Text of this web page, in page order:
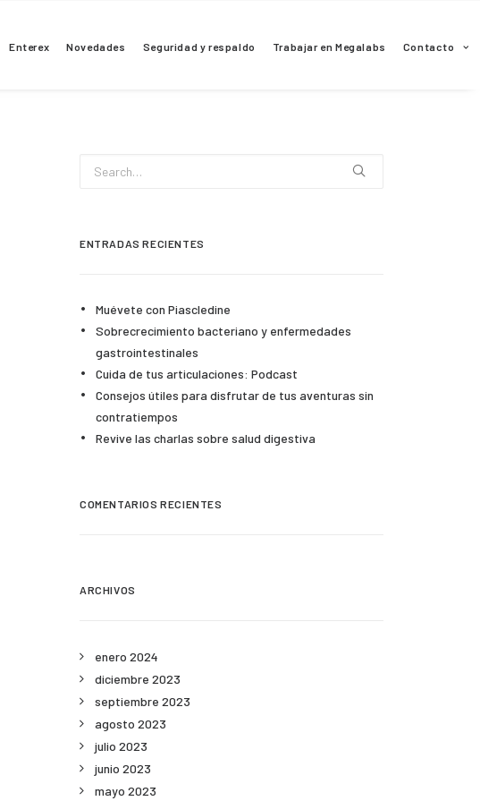
Enterex Novedades Seguridad y respaldo Trabajar en Megalabs Contacto
ENTRADAS RECIENTES
Muévete con Piascledine
Sobrecrecimiento bacteriano y enfermedades
gastrointestinales
Cuida de tus articulaciones: Podcast
Consejos útiles para disfrutar de tus aventuras sin
contratiempos
Revive las charlas sobre salud digestiva
COMENTARIOS RECIENTES
ARCHIVOS
enero 2024
diciembre 2023
septiembre 2023
agosto 2023
julio 2023
junio 2023
mayo 2023